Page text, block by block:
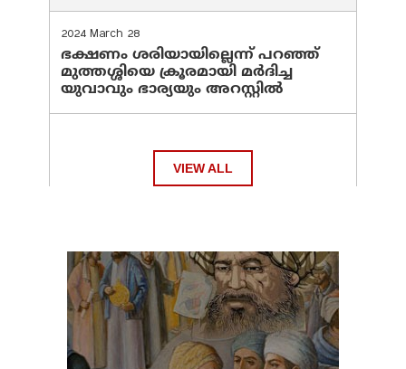
2024 March 28
ഭക്ഷണം ശരിയായില്ലെന്ന് പറഞ്ഞ്
മുത്തശ്ശിയെ ക്രൂരമായി മര്‍ദിച്ച
യുവാവും ഭാര്യയും അറസ്റ്റില്‍
VIEW ALL